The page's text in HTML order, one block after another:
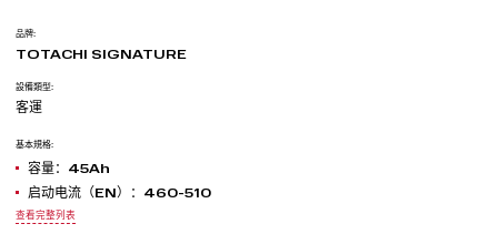
品牌:
TOTACHI SIGNATURE
設備類型:
客運
基本規格:
容量：45Ah
启动电流（EN）：460-510
查看完整列表